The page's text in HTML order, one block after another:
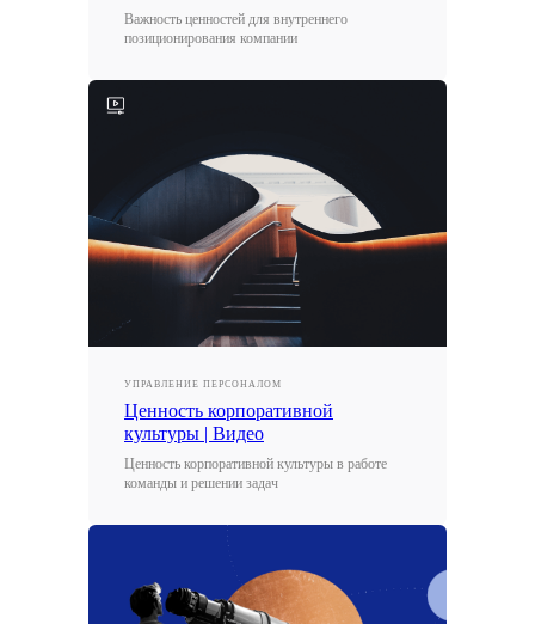
Важность ценностей для внутреннего
позиционирования компании
УПРАВЛЕНИЕ ПЕРСОНАЛОМ
Ценность корпоративной
культуры | Видео
Ценность корпоративной культуры в работе
команды и решении задач
Все права защищены © 2026
Обработка персональных данных
Лицензия на образовательную деятельность